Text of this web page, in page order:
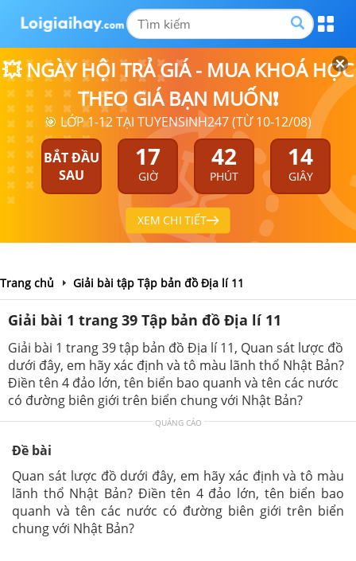
💥 NGÀY HỘI TRẢ GIÁ - MUA KHOÁ HỌC
THEO GIÁ BẠN MUỐN❗
🎯 LỚP 1-12 TẠI TUYENSINH247 (TỪ 10-12/08)
BẮT ĐẦU
SAU
17
GIỜ
42
PHÚT
13
GIÂY
XEM CHI TIẾT
Trang chủ Giải bài tập Tập bản đồ Địa lí 11
Giải bài 1 trang 39 Tập bản đồ Địa lí 11
Giải bài 1 trang 39 tập bản đồ Địa lí 11, Quan sát lược đồ
dưới đây, em hãy xác định và tô màu lãnh thổ Nhật Bản?
Điền tên 4 đảo lớn, tên biển bao quanh và tên các nước
có đường biên giới trên biển chung với Nhật Bản?
QUẢNG CÁO
Đề bài
Quan sát lược đồ dưới đây, em hãy xác định và tô màu
lãnh thổ Nhật Bản? Điền tên 4 đảo lớn, tên biển bao
quanh và tên các nước có đường biên giới trên biển
chung với Nhật Bản?